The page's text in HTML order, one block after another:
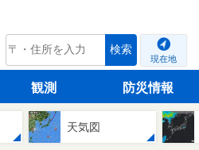
tenki.jp 検索
現在地
観測 防災情報
天気図